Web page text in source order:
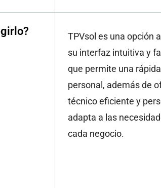
TPVsol es una opción
su interfaz intuitiva y
que permite una
personal, además de
técnico eficiente y
adapta a las
cada negocio.